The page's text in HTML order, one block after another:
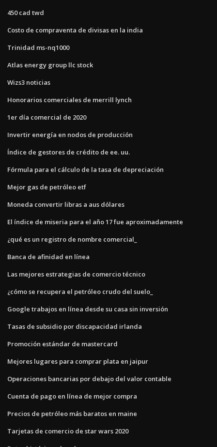
450 cad twd
Costo de compraventa de divisas en la india
Trinidad ms-nq1000
Atlas energy group llc stock
Wizs3 noticias
Honorarios comerciales de merrill lynch
1er día comercial de 2020
Invertir energía en nodos de producción
Índice de gestores de crédito de ee. uu.
Fórmula para el cálculo de la tasa de depreciación
Mejor gas de petróleo etf
Moneda convertir libras a aus dólares
El índice de miseria para el año 17 fue aproximadamente
¿qué es un registro de nombre comercial_
Banca de afinidad en línea
Las mejores estrategias de comercio técnico
¿cómo se recupera el petróleo crudo del suelo_
Google trabajos en línea desde su casa sin inversión
Tasas de subsidio por discapacidad irlanda
Promoción estándar de mastercard
Mejores lugares para comprar plata en jaipur
Operaciones bancarias por debajo del valor contable
Cuenta de pago en línea de mejor compra
Precios de petróleo más baratos en maine
Tarjetas de comercio de star wars 2020